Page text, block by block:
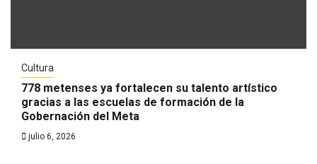
Cultura
778 metenses ya fortalecen su talento artístico
gracias a las escuelas de formación de la
Gobernación del Meta
julio 6, 2026